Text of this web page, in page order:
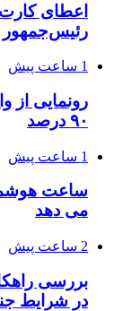
اعطای
رئیس‌جمهور
1 ساعت پیش
رونمایی از
۹۰ درصد
1 ساعت پیش
ساعت
می دهد
2 ساعت پیش
بررسی
در شرایط